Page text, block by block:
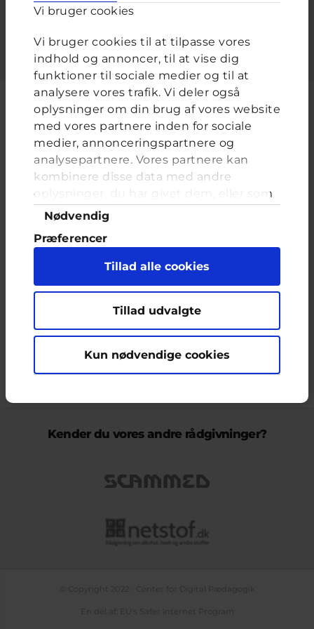
Vi bruger cookies
Vi bruger cookies til at tilpasse vores
indhold og annoncer, til at vise dig
funktioner til sociale medier og til at
analysere vores trafik. Vi deler også
oplysninger om din brug af vores website
med vores partnere inden for sociale
medier, annonceringspartnere og
analysepartnere. Vores partnere kan
kombinere disse data med andre
oplysninger, du har givet dem, eller som
de har indsamlet fra din brug af deres
tjenester. Du samtykker til vores cookies,
hvis du fortsætter med at anvende vores
hjemmeside.
Samtykkevalg
Nødvendig
Præferencer
Marketing
Tillad alle cookies
Tillad udvalgte
Kun nødvendige cookies
cyberhus
livetpånettet
inderstinde
teenageliv
mig&verden
Cyberhus er et klubhus på nettet for dig op til 25 år. Du kan skrive til
en voksen og få rådgivning i vores brevkasser og chat, dele dine
tanker i ung-til-ung eller bare hænge ud, og læse med. I Cyberhus
kan du være dig selv, og har du brug for en voksen, vil vi gerne lytte
ikke nødvendigvis den Europæiske Unions holdninger.
Kender du vores andre rådgivninger?
© Copyright 2022 - Center for Digital Pædagogik
En del af: EU's Safer Internet Program